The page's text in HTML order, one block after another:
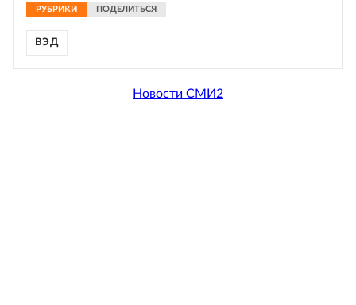
РУБРИКИ ПОДЕЛИТЬСЯ
ВЭД
Новости СМИ2